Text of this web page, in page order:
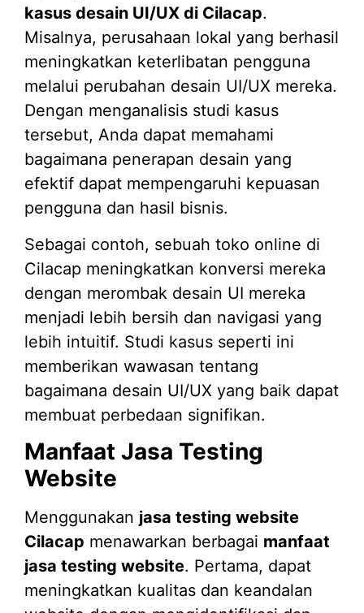
kasus desain UI/UX di Cilacap.
Misalnya, perusahaan lokal yang berhasil
meningkatkan keterlibatan pengguna
melalui perubahan desain UI/UX mereka.
Dengan menganalisis studi kasus
tersebut, Anda dapat memahami
bagaimana penerapan desain yang
efektif dapat mempengaruhi kepuasan
pengguna dan hasil bisnis.
Sebagai contoh, sebuah toko online di
Cilacap meningkatkan konversi mereka
dengan merombak desain UI mereka
menjadi lebih bersih dan navigasi yang
lebih intuitif. Studi kasus seperti ini
memberikan wawasan tentang
bagaimana desain UI/UX yang baik dapat
membuat perbedaan signifikan.
Manfaat Jasa Testing
Website
Menggunakan jasa testing website
Cilacap menawarkan berbagai manfaat
jasa testing website. Pertama, dapat
meningkatkan kualitas dan keandalan